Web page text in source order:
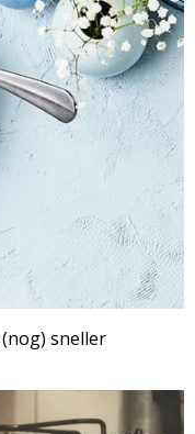
sneller
ARTIKEL